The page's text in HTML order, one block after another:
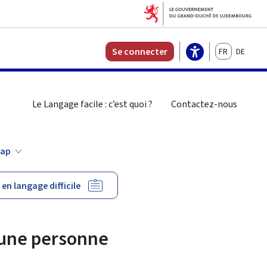
Se connecter FrançaisDeutsch
Le Langage facile : c’est quoi ? Contactez-nous
langage difficile
personne